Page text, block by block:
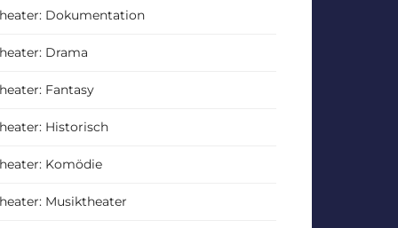
Dokumentation
Drama
Fantasy
Historisch
Komödie
Musiktheater